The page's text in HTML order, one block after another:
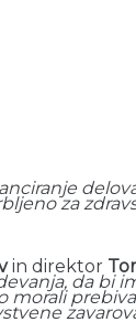
za
in direktor
da bi